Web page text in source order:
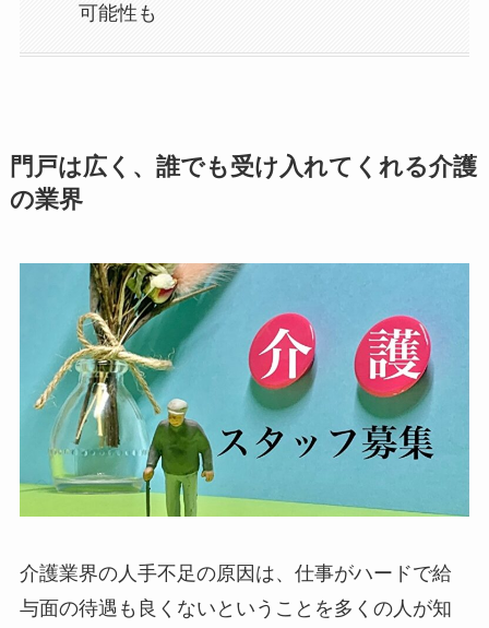
可能性も
門戸は広く、誰でも受け入れてくれる介護
の業界
介護業界の人手不足の原因は、仕事がハードで給
与面の待遇も良くないということを多くの人が知